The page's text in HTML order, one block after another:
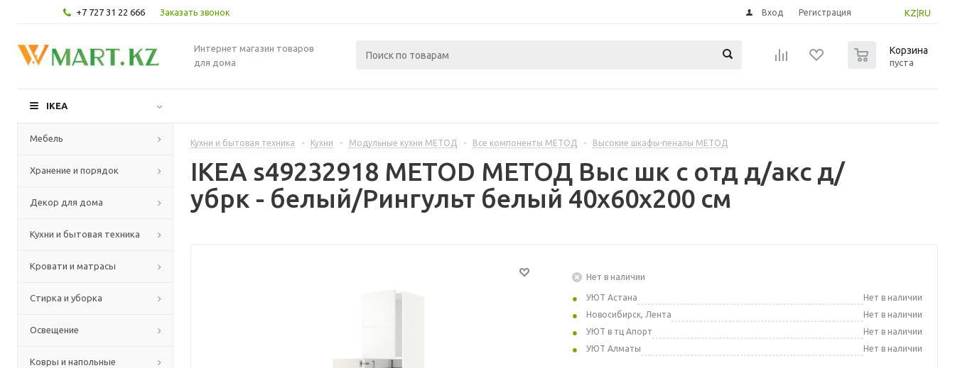
+7 727 31 22 666 Заказать звонок KZ RU
Вход Регистрация
Интернет магазин товаров
для дома
Корзина
пуста
IKEA
Мебель
Хранение и порядок
Декор для дома
Кухни и бытовая техника
Кровати и матрасы
Стирка и уборка
Освещение
Ковры и напольные
Кухни и бытовая техника - Кухни - Модульные кухни МЕТОД - Все компоненты МЕТОД - Высокие шкафы-пеналы МЕТОД
IKEA s49232918 METOD МЕТОД Выс шк с отд д/акс д/
убрк - белый/Рингульт белый 40x60x200 см
Нет в наличии
УЮТ Астана
Нет в наличии
Новосибирск, Лента
Нет в наличии
УЮТ в тц Апорт
Нет в наличии
УЮТ Алматы
Нет в наличии